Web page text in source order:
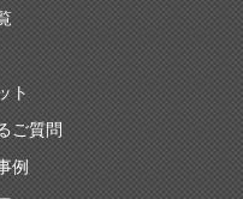
ト
ご質問
例